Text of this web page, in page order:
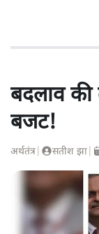
बदलाव
बजट!
अर्थतंत्र सतीश झा